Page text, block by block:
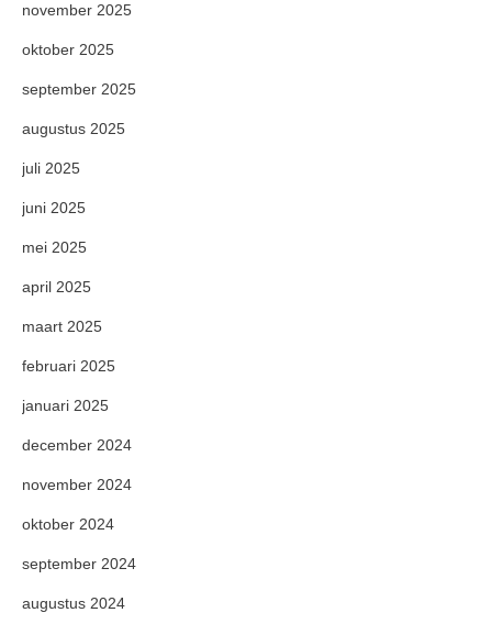
november 2025
oktober 2025
september 2025
augustus 2025
juli 2025
juni 2025
mei 2025
april 2025
maart 2025
februari 2025
januari 2025
december 2024
november 2024
oktober 2024
september 2024
augustus 2024